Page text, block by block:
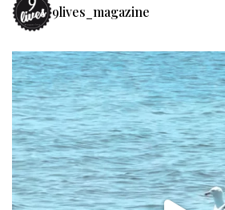
9lives_magazine